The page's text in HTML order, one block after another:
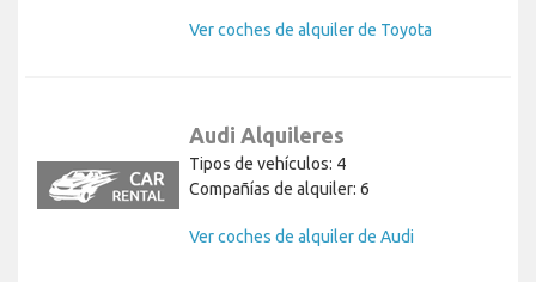
Ver coches de alquiler de Toyota
Audi Alquileres
Tipos de vehículos: 4
Compañías de alquiler: 6
Ver coches de alquiler de Audi